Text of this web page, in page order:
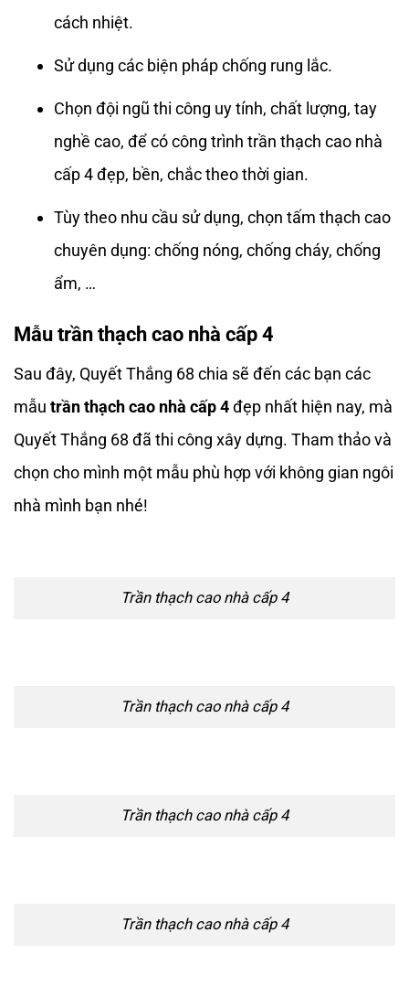
cách nhiệt.
Sử dụng các biện pháp chống rung lắc.
Chọn đội ngũ thi công uy tính, chất lượng, tay
nghề cao, để có công trình trần thạch cao nhà
cấp 4 đẹp, bền, chắc theo thời gian.
Tùy theo nhu cầu sử dụng, chọn tấm thạch cao
chuyên dụng: chống nóng, chống cháy, chống
ẩm, …
Mẫu trần thạch cao nhà cấp 4
Sau đây, Quyết Thắng 68 chia sẽ đến các bạn các
mẫu trần thạch cao nhà cấp 4đẹp nhất hiện nay, mà
Quyết Thắng 68 đã thi công xây dựng. Tham thảo và
chọn cho mình một mẫu phù hợp với không gian ngôi
nhà mình bạn nhé!
Trần thạch cao nhà cấp 4
Trần thạch cao nhà cấp 4
Trần thạch cao nhà cấp 4
Trần thạch cao nhà cấp 4